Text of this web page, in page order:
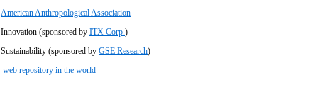
American Anthropological Association
Innovation (sponsored byITX Corp.
Sustainability (sponsored byGSE Research
web repository in the world